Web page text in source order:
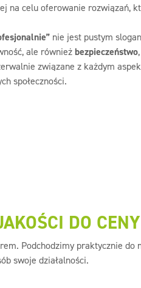
na celu oferowanie rozwiązań,
nie jest pustym
ale równieżbezpieczeństwo,
związane z każdym
społeczności.
DO CENY
Podchodzimy praktycznie do
swoje działalności.